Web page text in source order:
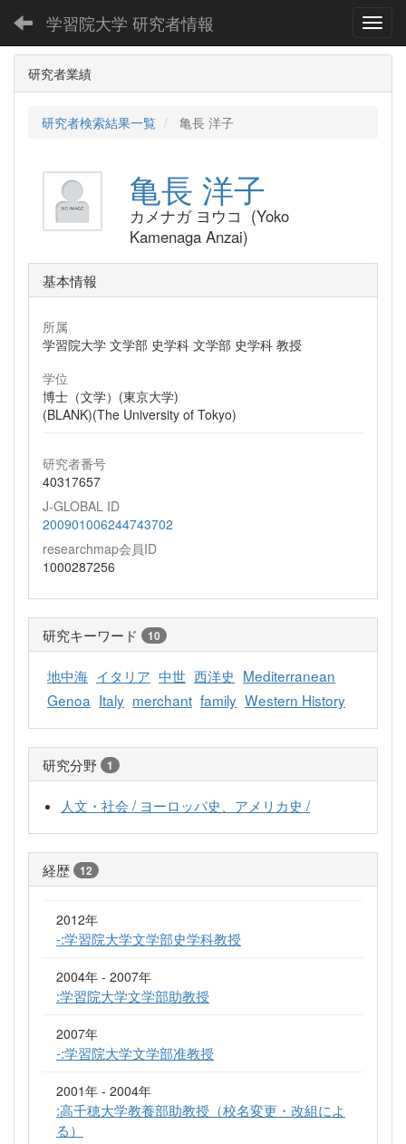
学習院大学 研究者情報
研究者業績
研究者検索結果一覧 亀長 洋子
亀長 洋子
カメナガ ヨウコ (Yoko
Kamenaga Anzai)
基本情報
所属
学習院大学 文学部 史学科 文学部 史学科 教授
学位
博士（文学）(東京大学)
(BLANK)(The University of Tokyo)
研究者番号
40317657
J-GLOBAL ID
200901006244743702
researchmap会員ID
1000287256
研究キーワード 10
地中海 イタリア 中世 西洋史 Mediterranean
Genoa Italy merchant family Western History
研究分野 1
人文・社会 / ヨーロッパ史、アメリカ史 /
経歴 12
2012年
-:学習院大学文学部史学科教授
2004年 - 2007年
:学習院大学文学部助教授
2007年
-:学習院大学文学部准教授
2001年 - 2004年
:高千穂大学教養部助教授（校名変更・改組によ
る）